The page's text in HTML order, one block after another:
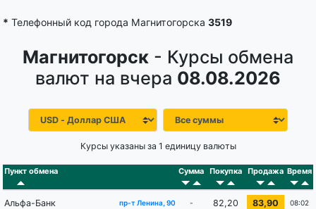
* Телефонный код города Магнитогорска 3519
Магнитогорск - Курсы обмена
валют на вчера 08.08.2026
Курсы указаны за 1 единицу валюты
Пункт обмена Сумма Покупка Продажа Время
Альфа-Банк пр-т Ленина, 90 - 82,20 83,90 08:02